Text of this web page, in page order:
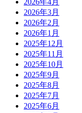
2026年4月
2026年3月
2026年2月
2026年1月
2025年12月
2025年11月
2025年10月
2025年9月
2025年8月
2025年7月
2025年6月